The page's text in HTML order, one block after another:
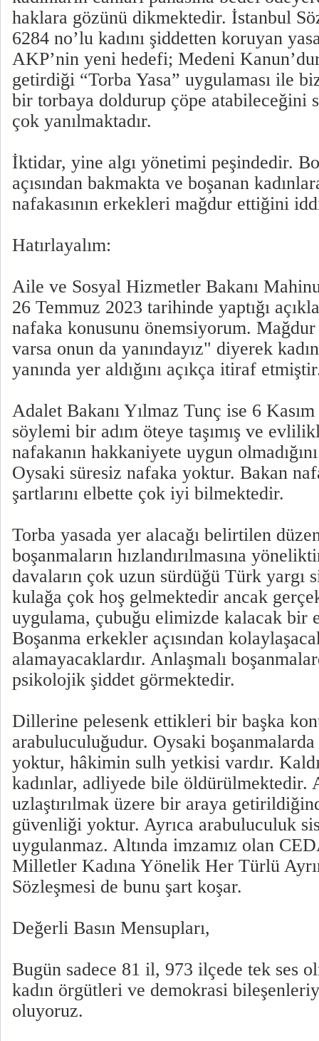
haklara gözünü dikmektedir. İstanbul
6284 no’lu kadını şiddetten koruyan
AKP’nin yeni hedefi; Medeni
getirdiği “Torba Yasa” uygulaması ile
bir torbaya doldurup çöpe atabileceğini
çok yanılmaktadır.
İktidar, yine algı yönetimi peşindedir.
açısından bakmakta ve boşanan
nafakasının erkekleri mağdur ettiğini
Hatırlayalım:
Aile ve Sosyal Hizmetler Bakanı
26 Temmuz 2023 tarihinde yaptığı
nafaka konusunu önemsiyorum.
varsa onun da yanındayız" diyerek
yanında yer aldığını açıkça itiraf
Adalet Bakanı Yılmaz Tunç ise 6
söylemi bir adım öteye taşımış ve
nafakanın hakkaniyete uygun
Oysaki süresiz nafaka yoktur. Bakan
şartlarını elbette çok iyi bilmektedir.
Torba yasada yer alacağı belirtilen
boşanmaların hızlandırılmasına
davaların çok uzun sürdüğü Türk yargı
kulağa çok hoş gelmektedir ancak
uygulama, çubuğu elimizde kalacak bir
Boşanma erkekler açısından
alamayacaklardır. Anlaşmalı
psikolojik şiddet görmektedir.
Dillerine pelesenk ettikleri bir başka
arabuluculuğudur. Oysaki
yoktur, hâkimin sulh yetkisi vardır.
kadınlar, adliyede bile öldürülmektedir.
uzlaştırılmak üzere bir araya
güvenliği yoktur. Ayrıca arabuluculuk
uygulanmaz. Altında imzamız olan
Milletler Kadına Yönelik Her Türlü
Sözleşmesi de bunu şart koşar.
Değerli Basın Mensupları,
Bugün sadece 81 il, 973 ilçede tek ses
kadın örgütleri ve demokrasi
oluyoruz.